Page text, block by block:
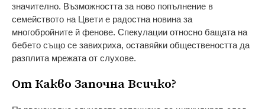
значително. Възможността за ново попълнение в
семейството на Цвети е радостна новина за
многобройните й фенове. Спекулации относно бащата на
бебето също се завихриха, оставяйки обществеността да
разплита мрежата от слухове.
От Какво Започна Всичко?